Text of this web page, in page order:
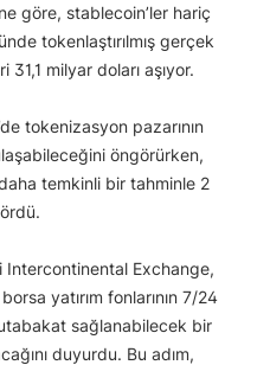
göre, stablecoin’ler hariç
tokenlaştırılmış gerçek
31,1 milyar doları aşıyor.
tokenizasyon pazarının
öngörürken,
temkinli bir tahminle 2
Intercontinental Exchange,
yatırım fonlarının 7/24
sağlanabilecek bir
duyurdu. Bu adım,